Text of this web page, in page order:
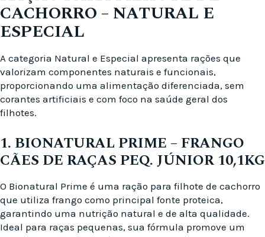
CACHORRO – NATURAL E
ESPECIAL
A categoria Natural e Especial apresenta rações que
valorizam componentes naturais e funcionais,
proporcionando uma alimentação diferenciada, sem
corantes artificiais e com foco na saúde geral dos
filhotes.
1. BIONATURAL PRIME – FRANGO
CÃES DE RAÇAS PEQ. JÚNIOR 10,1KG
O Bionatural Prime é uma ração para filhote de cachorro
que utiliza frango como principal fonte proteica,
garantindo uma nutrição natural e de alta qualidade.
Ideal para raças pequenas, sua fórmula promove um